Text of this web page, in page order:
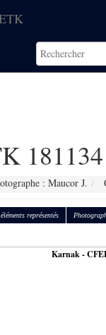
181134
: Maucor J.
représentés